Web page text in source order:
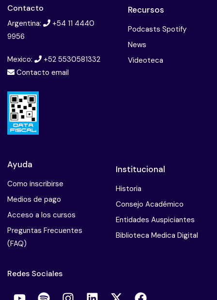
Contacto
Argentina:
+54 11 4440
9956
Mexico:
+52 5530581332
Contacto email
Recursos
Podcasts Spotify
News
Videoteca
Ayuda
Como inscribirse
Medios de pago
Acceso a los cursos
Preguntas Frecuentes
(FAQ)
Institucional
Historia
Consejo Académico
Entidades Auspiciantes
Biblioteca Medica Digital
Redes Sociales